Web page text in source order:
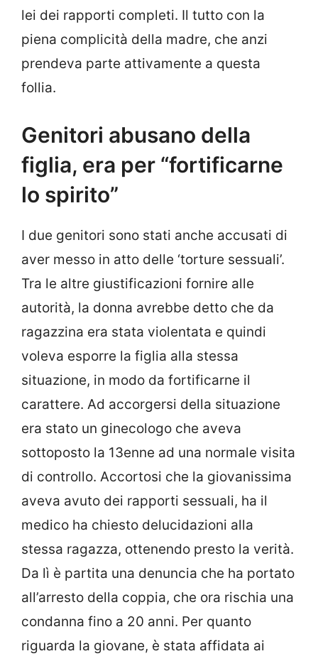
lei dei rapporti completi. Il tutto con la
piena complicità della madre, che anzi
prendeva parte attivamente a questa
follia.
Genitori abusano della
figlia, era per “fortificarne
lo spirito”
I due genitori sono stati anche accusati di
aver messo in atto delle ‘torture sessuali’.
Tra le altre giustificazioni fornire alle
autorità, la donna avrebbe detto che da
ragazzina era stata violentata e quindi
voleva esporre la figlia alla stessa
situazione, in modo da fortificarne il
carattere. Ad accorgersi della situazione
era stato un ginecologo che aveva
sottoposto la 13enne ad una normale visita
di controllo. Accortosi che la giovanissima
aveva avuto dei rapporti sessuali, ha il
medico ha chiesto delucidazioni alla
stessa ragazza, ottenendo presto la verità.
Da lì è partita una denuncia che ha portato
all’arresto della coppia, che ora rischia una
condanna fino a 20 anni. Per quanto
riguarda la giovane, è stata affidata ai